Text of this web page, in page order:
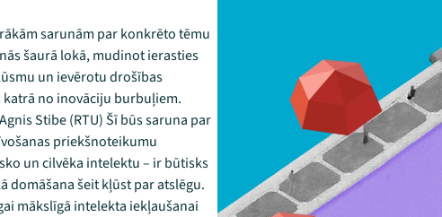
sarunām par konkrēto tēmu
šaurā lokā, mudinot ierasties
un ievērotu drošības
no inovāciju burbuļiem.
Stibe (RTU) Šī būs saruna par
priekšnoteikumu
un cilvēka intelektu – ir būtisks
šeit kļūst par atslēgu.
mākslīgā intelekta iekļaušanai